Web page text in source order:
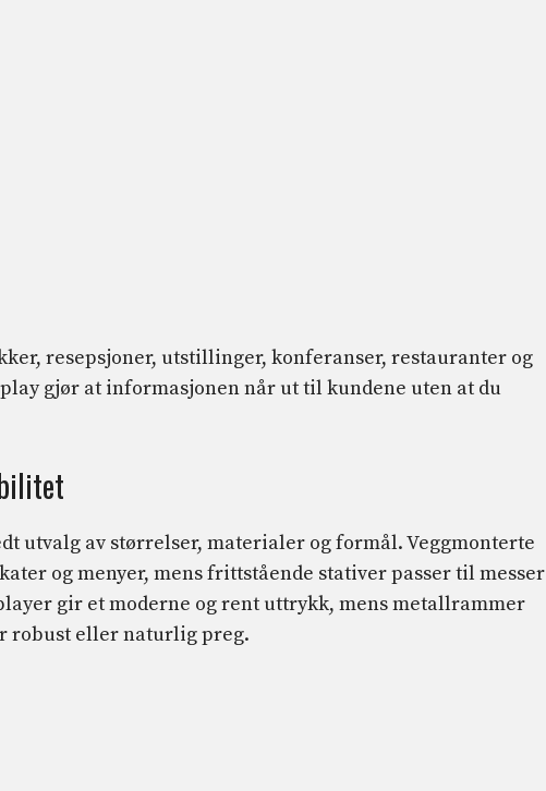
resepsjoner, utstillinger, konferanser, restauranter og
gjør at informasjonen når ut til kundene uten at du
utvalg av størrelser, materialer og formål. Veggmonterte
og menyer, mens frittstående stativer passer til messer
gir et moderne og rent uttrykk, mens metallrammer
robust eller naturlig preg.